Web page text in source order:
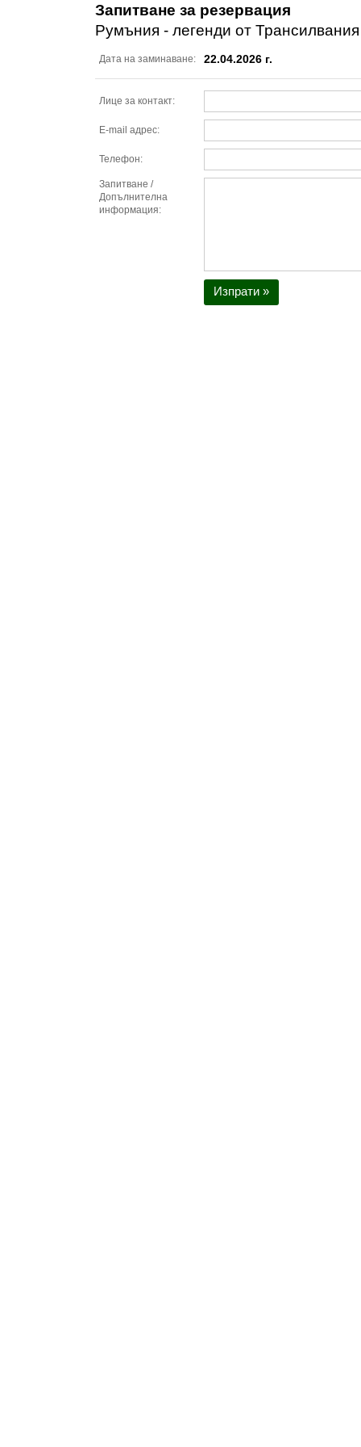
Запитване за резервация
Румъния - легенди от
Дата на заминаване: 22.04.2026 г.
Лице за контакт:
E-mail адрес:
Телефон:
Запитване /
Допълнителна
информация:
Изпрати »